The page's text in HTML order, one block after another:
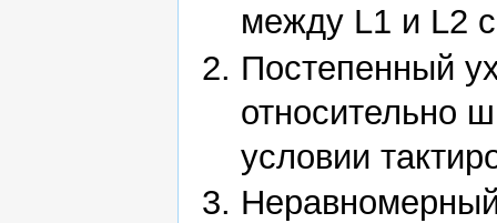
между L1 и L2
Постепенный
относительно
условии